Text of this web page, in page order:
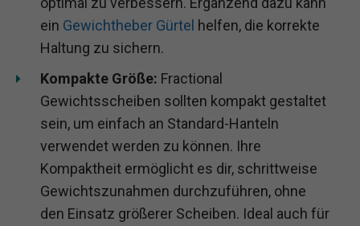
ein Gewichtheber Gürtel helfen, die korrekte
Haltung zu sichern.
Kompakte Größe: Fractional
Gewichtsscheiben sollten kompakt gestaltet
sein, um einfach an Standard-Hanteln
verwendet werden zu können. Ihre
Kompaktheit ermöglicht es dir, schrittweise
Gewichtszunahmen durchzuführen, ohne
den Einsatz größerer Scheiben. Ideal auch für